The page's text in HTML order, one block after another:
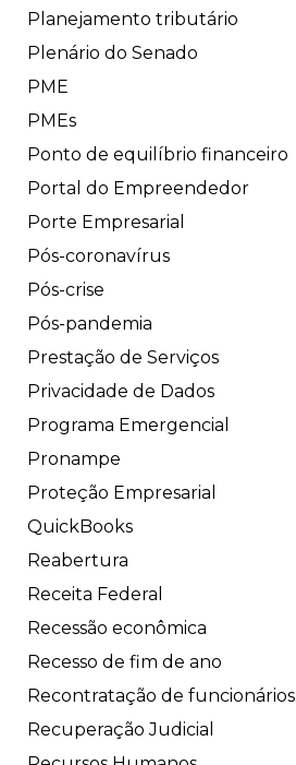
Planejamento tributário
Plenário do Senado
PME
PMEs
Ponto de equilíbrio financeiro
Portal do Empreendedor
Porte Empresarial
Pós-coronavírus
Pós-crise
Pós-pandemia
Prestação de Serviços
Privacidade de Dados
Programa Emergencial
Pronampe
Proteção Empresarial
QuickBooks
Reabertura
Receita Federal
Recessão econômica
Recesso de fim de ano
Recontratação de funcionários
Recuperação Judicial